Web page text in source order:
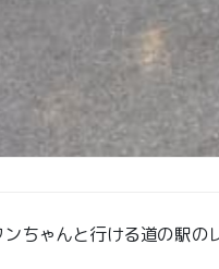
ちゃんと行ける道の駅の